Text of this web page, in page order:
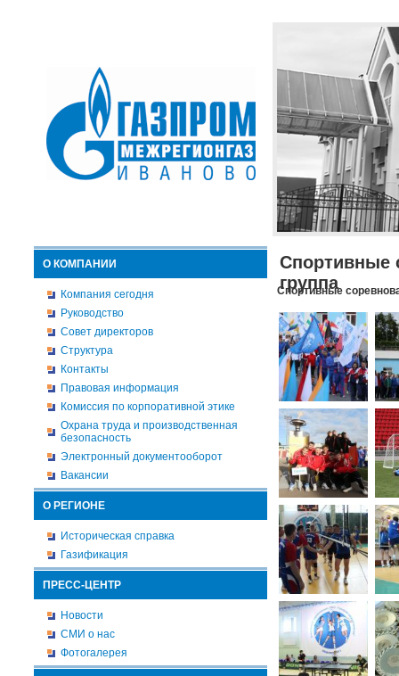
О КОМПАНИИ
Компания сегодня
Руководство
Совет директоров
Структура
Контакты
Правовая информация
Комиссия по корпоративной этике
Охрана труда и производственная
безопасность
Электронный документооборот
Вакансии
О РЕГИОНЕ
Историческая справка
Газификация
ПРЕСС-ЦЕНТР
Новости
СМИ о нас
Фотогалерея
Спортивные
группа
Спортивные